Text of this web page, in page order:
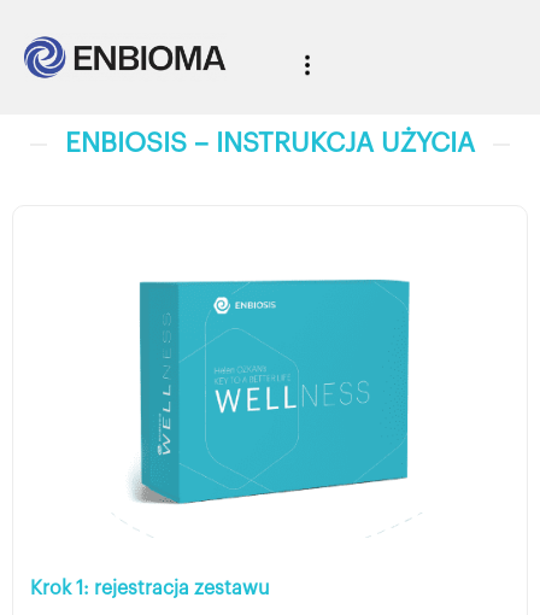
ENBIOSIS – INSTRUKCJA UŻYCIA
Krok 1: rejestracja zestawu